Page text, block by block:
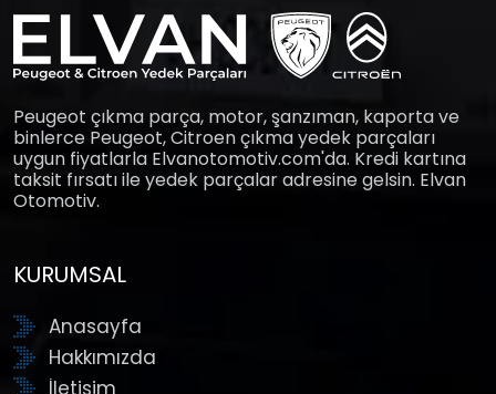
Peugeot çıkma parça, motor, şanzıman, kaporta ve
binlerce Peugeot, Citroen çıkma yedek parçaları
uygun fiyatlarla Elvanotomotiv.com'da. Kredi kartına
taksit fırsatı ile yedek parçalar adresine gelsin. Elvan
Otomotiv.
KURUMSAL
Anasayfa
Hakkımızda
İletişim